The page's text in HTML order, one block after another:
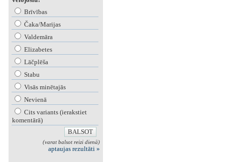
Brīvības
Čaka/Marijas
Valdemāra
Elizabetes
Lāčplēša
Stabu
Visās minētajās
Nevienā
Cits variants (ierakstiet
komentārā)
(varat balsot reizi dienā)
aptaujas rezultāti »